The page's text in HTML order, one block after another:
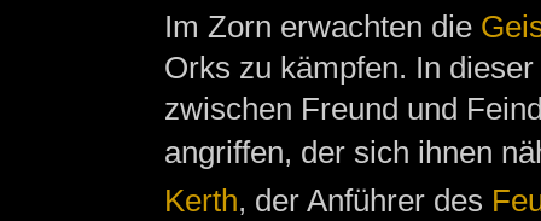
Im Zorn erwachten die
Orks zu kämpfen. In
zwischen Freund und
angriffen, der sich ihnen
Kerth, der Anführer des